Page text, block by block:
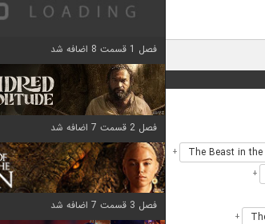
+
+
+
فصل 1 قسمت 8 اضافه شد
فصل 2 قسمت 7 اضافه شد
فصل 3 قسمت 7 اضافه شد